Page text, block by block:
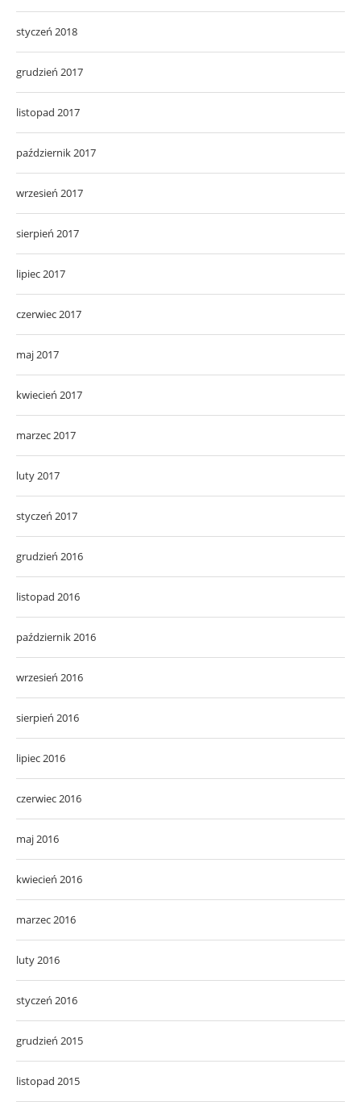
styczeń 2018
grudzień 2017
listopad 2017
październik 2017
wrzesień 2017
sierpień 2017
lipiec 2017
czerwiec 2017
maj 2017
kwiecień 2017
marzec 2017
luty 2017
styczeń 2017
grudzień 2016
listopad 2016
październik 2016
wrzesień 2016
sierpień 2016
lipiec 2016
czerwiec 2016
maj 2016
kwiecień 2016
marzec 2016
luty 2016
styczeń 2016
grudzień 2015
listopad 2015